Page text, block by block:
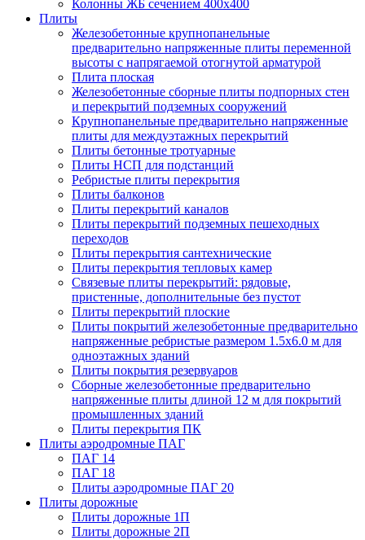
Колонны ЖБ сечением 400х400
Плиты
Железобетонные крупнопанельные
предварительно напряженные плиты переменной
высоты с напрягаемой отогнутой арматурой
Плита плоская
Железобетонные сборные плиты подпорных стен
и перекрытий подземных сооружений
Крупнопанельные предварительно напряженные
плиты для междуэтажных перекрытий
Плиты бетонные тротуарные
Плиты НСП для подстанций
Ребристые плиты перекрытия
Плиты балконов
Плиты перекрытий каналов
Плиты перекрытий подземных пешеходных
переходов
Плиты перекрытия сантехнические
Плиты перекрытия тепловых камер
Связевые плиты перекрытий: рядовые,
пристенные, дополнительные без пустот
Плиты перекрытий плоские
Плиты покрытий железобетонные предварительно
напряженные ребристые размером 1.5х6.0 м для
одноэтажных зданий
Плиты покрытия резервуаров
Сборные железобетонные предварительно
напряженные плиты длиной 12 м для покрытий
промышленных зданий
Плиты перекрытия ПК
Плиты аэродромные ПАГ
ПАГ 14
ПАГ 18
Плиты аэродромные ПАГ 20
Плиты дорожные
Плиты дорожные 1П
Плиты дорожные 2П